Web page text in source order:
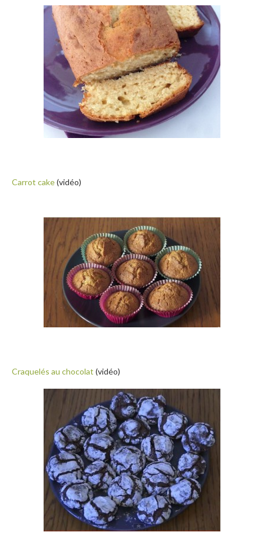
Carrot cake(vidéo)
Craquelés au chocolat (vidéo)